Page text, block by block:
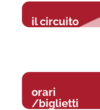
il circuito
orari
/biglietti